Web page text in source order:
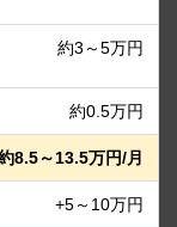
約3～5万円
約0.5万円
8.5～13.5万円/月
+5～10万円